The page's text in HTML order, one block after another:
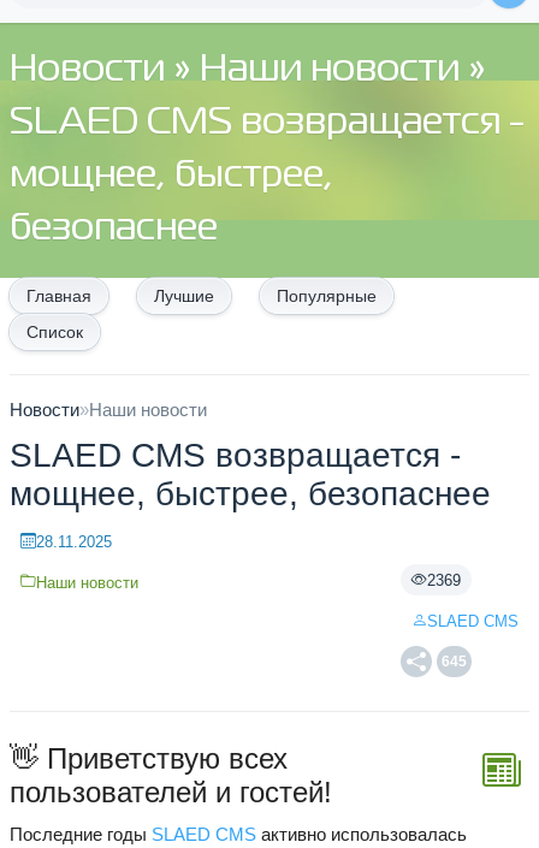
Новости » Наши новости »
SLAED CMS возвращается -
мощнее, быстрее,
безопаснее
Главная Лучшие
Популярные
Список
Новости»Наши новости
SLAED CMS возвращается -
мощнее, быстрее, безопаснее
2369
SLAED CMS
645
28.11.2025
Наши новости
👋 Приветствую всех
пользователей и гостей!
Последние годы SLAED CMS активно использовалась